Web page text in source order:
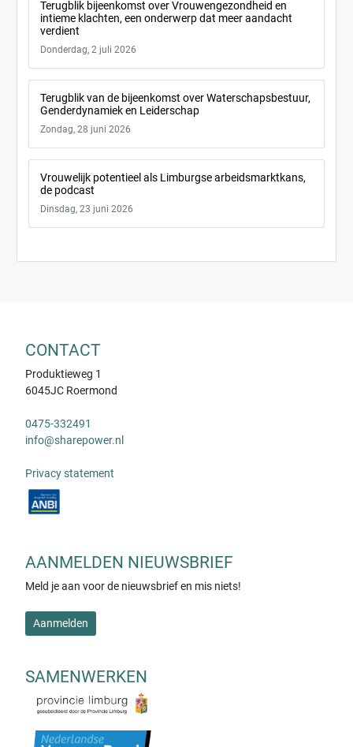
Terugblik bijeenkomst over Vrouwengezondheid en
intieme klachten, een onderwerp dat meer aandacht
verdient
Donderdag, 2 juli 2026
Terugblik van de bijeenkomst over Waterschapsbestuur,
Genderdynamiek en Leiderschap
Zondag, 28 juni 2026
Vrouwelijk potentieel als Limburgse arbeidsmarktkans,
de podcast
Dinsdag, 23 juni 2026
CONTACT
Produktieweg 1
6045JC Roermond
0475-332491
info@sharepower.nl
Privacy statement
AANMELDEN NIEUWSBRIEF
Meld je aan voor de nieuwsbrief en mis niets!
Aanmelden
SAMENWERKEN